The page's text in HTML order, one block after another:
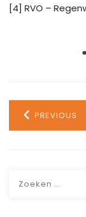
[4] RVO –
PREVIOUS